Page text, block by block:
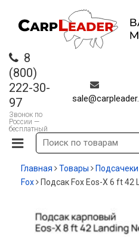
8
(800)
222-30-
97
Звонок по
России —
бесплатный
Главная Товары
Fox
Подсак Fox Eos-X 6 ft 42